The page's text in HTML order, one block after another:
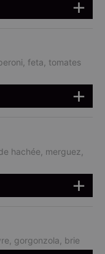
feta, tomates
hachée, merguez,
gorgonzola, brie